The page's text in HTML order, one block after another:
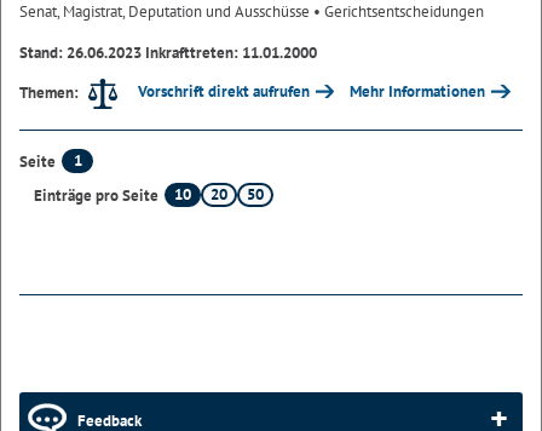
Senat, Magistrat, Deputation und Ausschüsse • Gerichtsentscheidungen
Stand: 26.06.2023 Inkrafttreten: 11.01.2000
Themen:
Vorschrift direkt aufrufen Mehr Informationen
Seite
1
Einträge pro Seite
10 20 50
Feedback